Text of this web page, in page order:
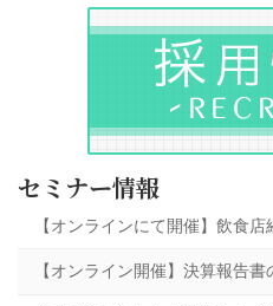
セミナー情報
【オンラインにて開催】飲食
【オンライン開催】決算報告